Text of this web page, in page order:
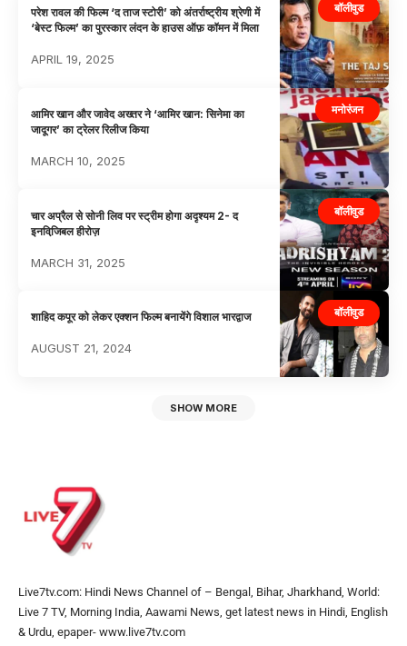
बॉलीवुड
परेश रावल की फिल्म ‘द ताज स्टोरी’ को अंतर्राष्ट्रीय श्रेणी में
‘बेस्ट फिल्म’ का पुरस्कार लंदन के हाउस ऑफ़ कॉमन में मिला
APRIL 19, 2025
मनोरंजन
आमिर खान और जावेद अख्तर ने ‘आमिर खान: सिनेमा का
जादूगर’ का ट्रेलर रिलीज किया
MARCH 10, 2025
बॉलीवुड
चार अप्रैल से सोनी लिव पर स्‍ट्रीम होगा अदृश्‍यम 2- द
इनविजि़बल हीरोज़
MARCH 31, 2025
बॉलीवुड
शाहिद कपूर को लेकर एक्शन फिल्म बनायेंगे विशाल भारद्वाज
AUGUST 21, 2024
SHOW MORE
Live7tv.com: Hindi News Channel of – Bengal, Bihar, Jharkhand, World:
Live 7 TV, Morning India, Aawami News, get latest news in Hindi, English
& Urdu, epaper- www.live7tv.com